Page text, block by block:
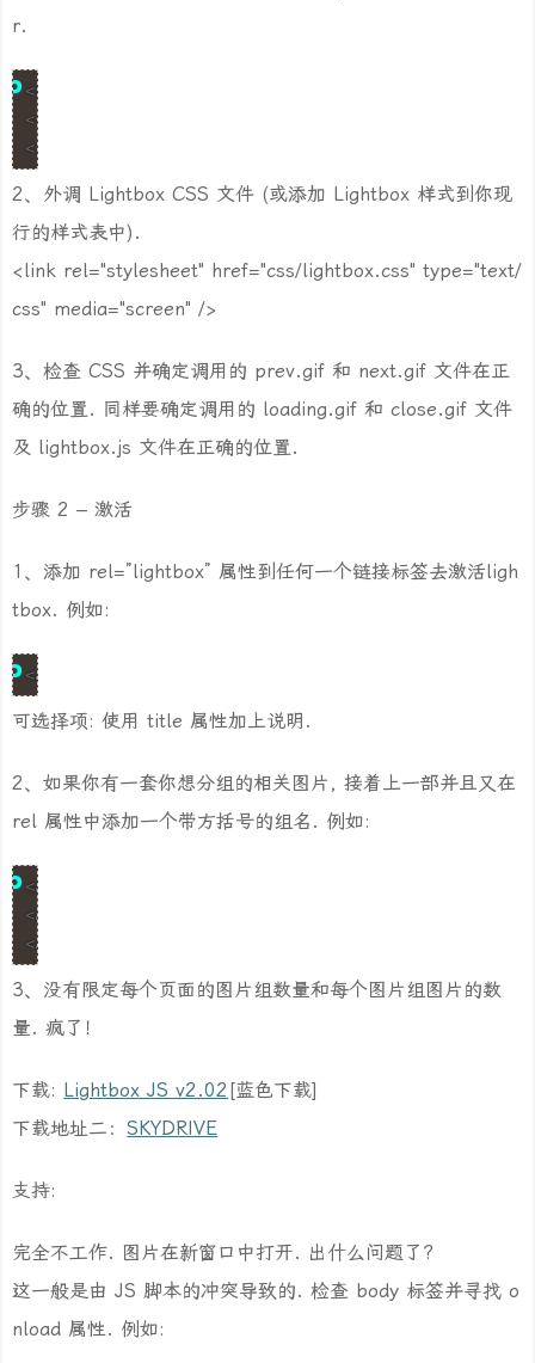
r.
<script type="text/javascript" src='/index/
<script type="text/javascript" src='/index/
<script type="text/javascript" src='/index/
2、外调 Lightbox CSS 文件 (或添加 Lightbox 样式到你现
行的样式表中).
<link rel="stylesheet" href="css/lightbox.css" type="text/
css" media="screen" />
3、检查 CSS 并确定调用的 prev.gif 和 next.gif 文件在正
确的位置. 同样要确定调用的 loading.gif 和 close.gif 文件
及 lightbox.js 文件在正确的位置.
步骤 2 – 激活
1、添加 rel=”lightbox” 属性到任何一个链接标签去激活ligh
tbox. 例如:
<a href="images/image-1.jpg" rel="lightbox" title="my
可选择项: 使用 title 属性加上说明.
2、如果你有一套你想分组的相关图片, 接着上一部并且又在
rel 属性中添加一个带方括号的组名. 例如:
<a href="images/image-1.jpg"
<a href="images/image-2.jpg"
<a href="images/image-3.jpg"
3、没有限定每个页面的图片组数量和每个图片组图片的数
量. 疯了！
下载: Lightbox JS v2.02 [蓝色下载]
下载地址二：SKYDRIVE
支持:
完全不工作. 图片在新窗口中打开. 出什么问题了?
这一般是由 JS 脚本的冲突导致的. 检查 body 标签并寻找 o
nload 属性. 例如: